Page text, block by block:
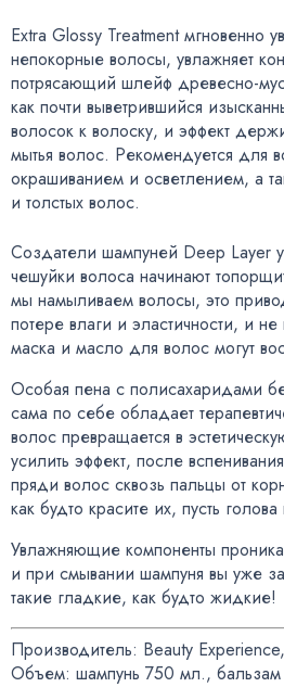
Extra Glossy Treatment мгновенно
непокорные волосы, увлажняет
потрясающий шлейф древесно-
как почти выветрившийся
волосок к волоску, и эффект
мытья волос. Рекомендуется для
окрашиванием и осветлением, а
и толстых волос.
Создатели шампуней Deep Layer
чешуйки волоса начинают
мы намыливаем волосы, это
потере влаги и эластичности, и не
маска и масло для волос могут
Особая пена с полисахаридами
сама по себе обладает
волос превращается в
усилить эффект, после
пряди волос сквозь пальцы от
как будто красите их, пусть
Увлажняющие компоненты
и при смывании шампуня вы уже
такие гладкие, как будто жидкие!
Производитель: Beauty Experience,
Объем: шампунь 750 мл., бальзам